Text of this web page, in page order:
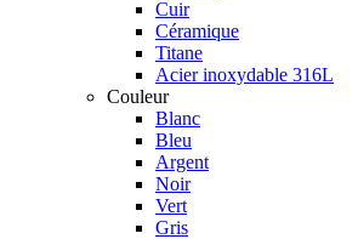
Cuir
Céramique
Titane
Acier inoxydable 316L
Couleur
Blanc
Bleu
Argent
Noir
Vert
Gris